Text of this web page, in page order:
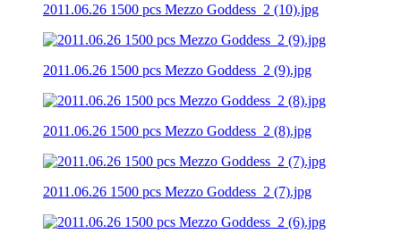
2011.06.26 1500 pcs Mezzo Goddess_2 (10).jpg
2011.06.26 1500 pcs Mezzo Goddess_2 (9).jpg
2011.06.26 1500 pcs Mezzo Goddess_2 (8).jpg
2011.06.26 1500 pcs Mezzo Goddess_2 (7).jpg